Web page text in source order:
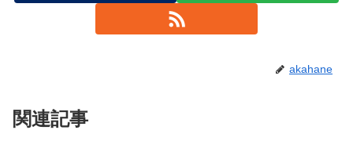
akahane
関連記事